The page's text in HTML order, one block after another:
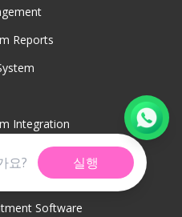
실행
Reports
Integration
Reporting Tools
Software
Software